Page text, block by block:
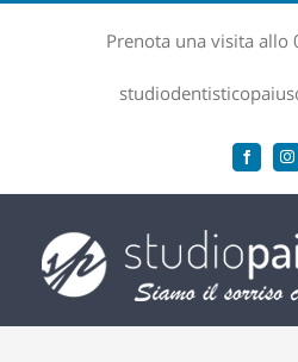
Prenota una visita allo